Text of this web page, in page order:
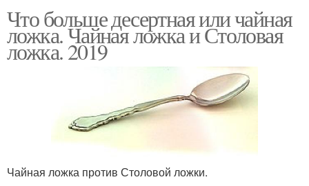
Что больше десертная или чайная
ложка. Чайная ложка и Столовая
ложка. 2019
Чайная ложка против Столовой ложки.